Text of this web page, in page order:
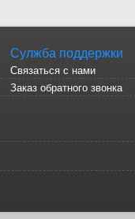
Сулжба поддержки
Связаться с нами
Заказ обратного звонка